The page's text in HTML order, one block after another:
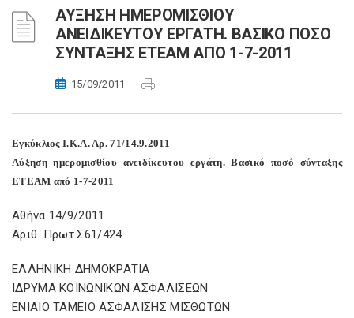
ΑΥΞΗΣΗ ΗΜΕΡΟΜΙΣΘΙΟΥ
ΑΝΕΙΔΙΚΕΥΤΟΥ ΕΡΓΑΤΗ. ΒΑΣΙΚΟ ΠΟΣΟ
ΣΥΝΤΑΞΗΣ ΕΤΕΑΜ ΑΠΟ 1-7-2011
15/09/2011
Εγκύκλιος Ι.Κ.Α. Αρ. 71/14.9.2011
Αύξηση ημερομισθίου ανειδίκευτου εργάτη. Βασικό ποσό σύνταξης
ΕΤΕΑΜ από 1-7-2011
Aθήνα 14/9/2011
Αριθ. Πρωτ.Σ61/424
ΕΛΛΗΝΙΚΗ ΔΗΜΟΚΡΑΤΙΑ
ΙΔΡΥΜΑ ΚΟΙΝΩΝΙΚΩΝ ΑΣΦΑΛΙΣΕΩΝ
ΕΝΙΑΙΟ ΤΑΜΕΙΟ ΑΣΦΑΛΙΣΗΣ ΜΙΣΘΩΤΩΝ